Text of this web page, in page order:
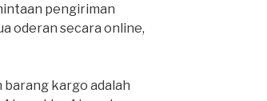
pengiriman
oderan secara online,
barang kargo adalah